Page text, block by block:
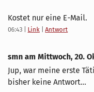
Kostet nur eine E-Mail.
06:43 Link Antwort
smn am Mittwoch, 20.
Jup, war meine erste
bisher keine Antwort...